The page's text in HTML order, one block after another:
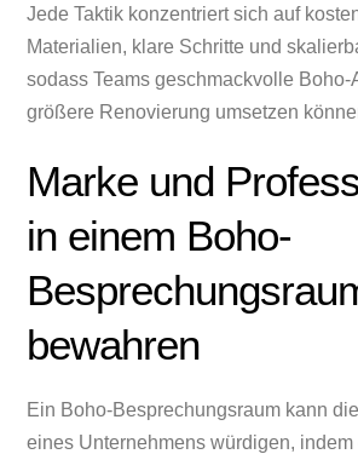
Jede Taktik konzentriert sich auf
Materialien, klare Schritte und
sodass Teams geschmackvolle Boho-
größere Renovierung umsetzen
Marke und
in einem Boho-
bewahren
Ein Boho-Besprechungsraum kann
eines Unternehmens würdigen, indem